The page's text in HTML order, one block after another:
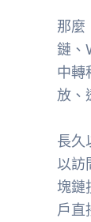
那麼
鏈、
中轉
放、
長久
以訪
塊鏈
戶直